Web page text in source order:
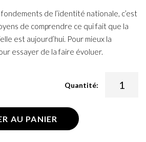
de l’identité nationale, c’est
de comprendre ce qui fait que la
est aujourd’hui. Pour mieux la
essayer de la faire évoluer.
Quantité:
AU PANIER